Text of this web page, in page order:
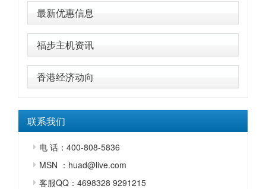
最新优惠信息
福步主机资讯
香港经济动向
联系我们
电 话：400-808-5836
MSN ：huad@live.com
客服QQ：4698328 9291215